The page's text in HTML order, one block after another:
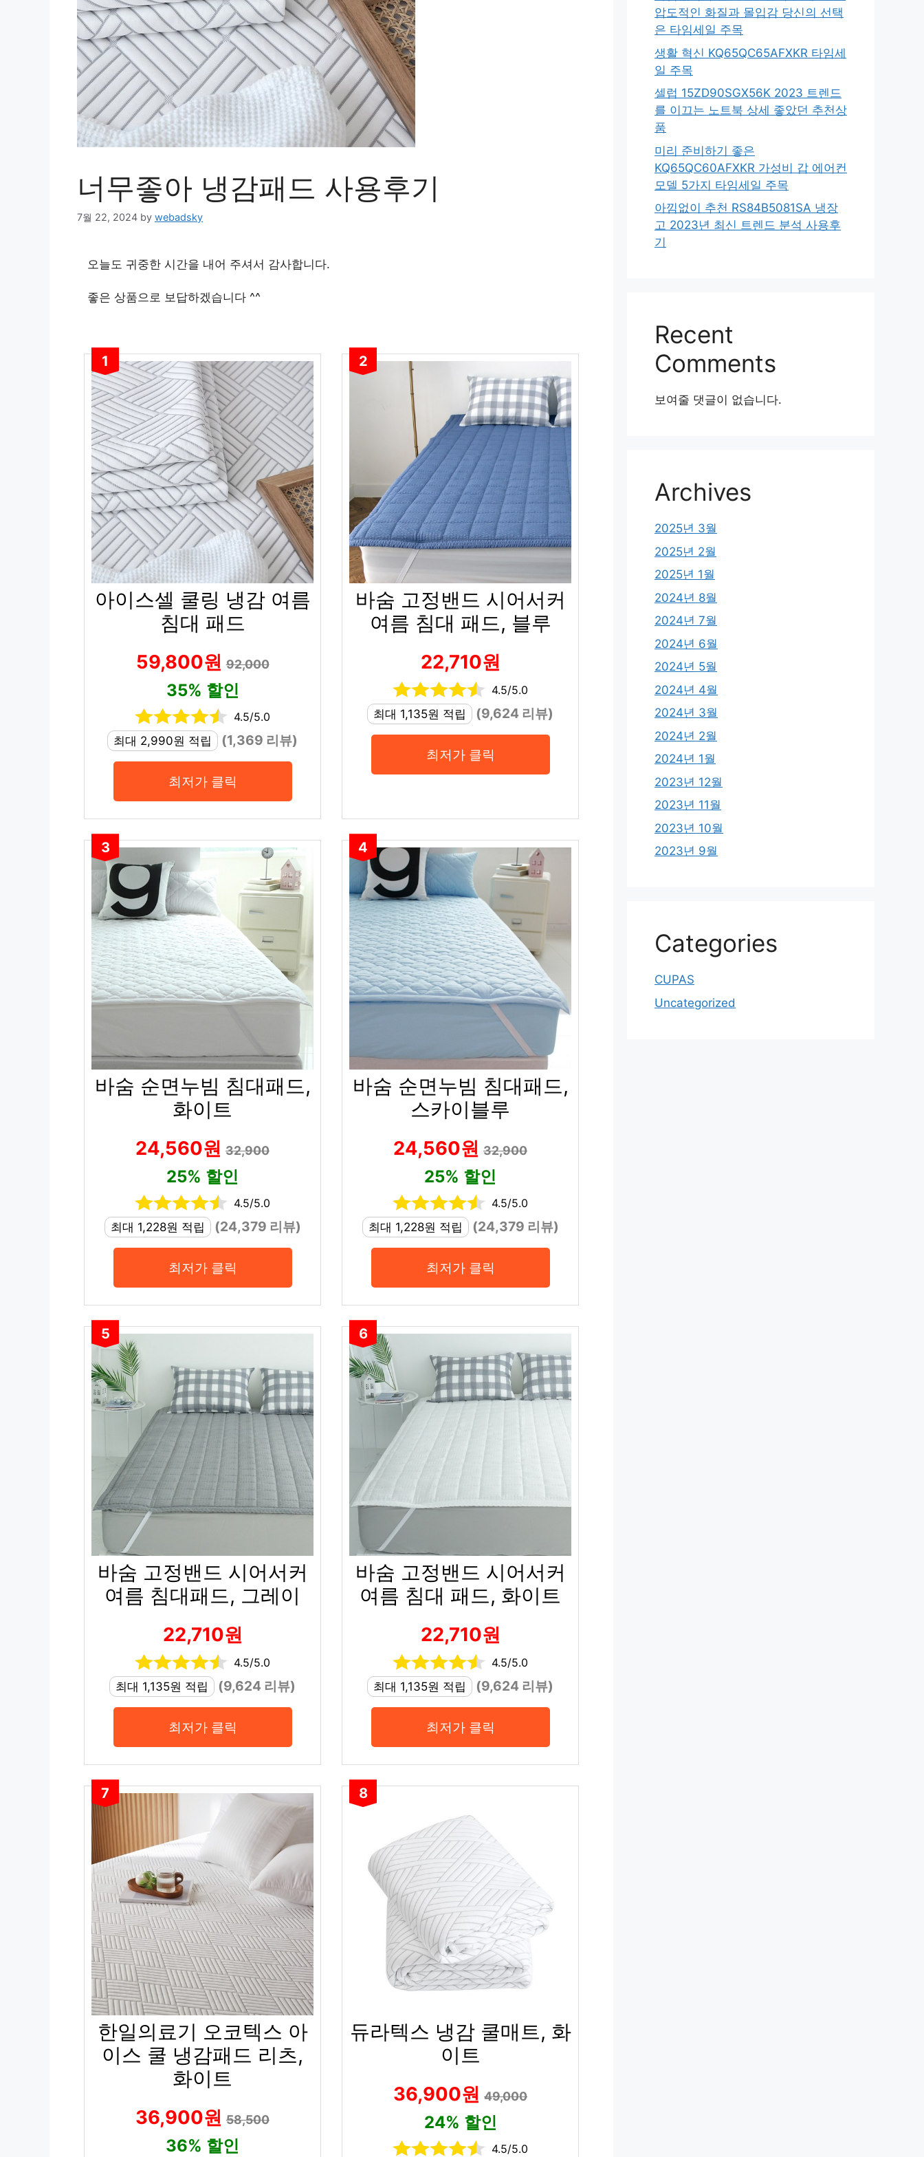
너무좋아 냉감패드 사용후기
7월 22, 2024 by webadsky
오늘도 귀중한 시간을 내어 주셔서 감사합니다.
좋은 상품으로 보답하겠습니다 ^^
1
아이스셀 쿨링 냉감 여름
침대 패드
59,800원92,000
35% 할인
4.5/5.0
최대 2,990원 적립
(1,369 리뷰)
최저가 클릭
2
바숨 고정밴드 시어서커
여름 침대 패드, 블루
22,710원
4.5/5.0
최대 1,135원 적립
(9,624 리뷰)
최저가 클릭
3
바숨 순면누빔 침대패드,
화이트
24,560원 32,900
25% 할인
4.5/5.0
최대 1,228원 적립
(24,379 리뷰)
최저가 클릭
4
바숨 순면누빔 침대패드,
스카이블루
24,560원 32,900
25% 할인
4.5/5.0
최대 1,228원 적립
(24,379 리뷰)
최저가 클릭
5
바숨 고정밴드 시어서커
여름 침대패드, 그레이
22,710원
4.5/5.0
최대 1,135원 적립
(9,624 리뷰)
최저가 클릭
6
바숨 고정밴드 시어서커
여름 침대 패드, 화이트
22,710원
4.5/5.0
최대 1,135원 적립
(9,624 리뷰)
최저가 클릭
7
한일의료기 오코텍스 아
이스 쿨 냉감패드 리츠,
화이트
36,900원 58,500
36% 할인
8
듀라텍스 냉감 쿨매트, 화
이트
36,900원 49,000
24% 할인
4.5/5.0
압도적인 화질과 몰입감 당신의 선택
은 타임세일 주목
생활 혁신 KQ65QC65AFXKR 타임세
일 주목
셀럽 15ZD90SGX56K 2023 트렌드
를 이끄는 노트북 상세 좋았던 추천상
품
미리 준비하기 좋은
KQ65QC60AFXKR 가성비 갑 에어컨
모델 5가지 타임세일 주목
아낌없이 추천 RS84B5081SA 냉장
고 2023년 최신 트렌드 분석 사용후
기
Recent
Comments
보여줄 댓글이 없습니다.
Archives
2025년 3월
2025년 2월
2025년 1월
2024년 8월
2024년 7월
2024년 6월
2024년 5월
2024년 4월
2024년 3월
2024년 2월
2024년 1월
2023년 12월
2023년 11월
2023년 10월
2023년 9월
Categories
CUPAS
Uncategorized